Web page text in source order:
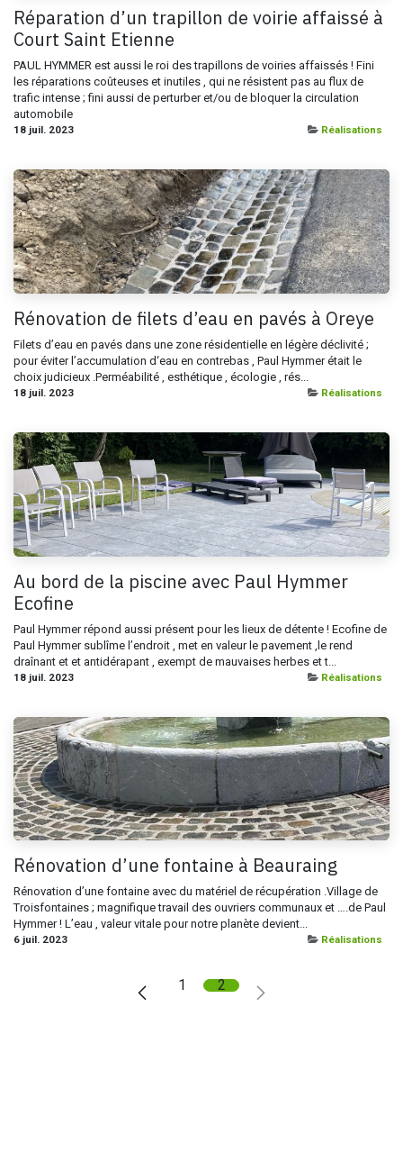
Réparation d’un trapillon de voirie affaissé à
Court Saint Etienne
PAUL HYMMER est aussi le roi des trapillons de voiries affaissés ! Fini
les réparations coûteuses et inutiles , qui ne résistent pas au flux de
trafic intense ; fini aussi de perturber et/ou de bloquer la circulation
automobile
18 juil. 2023 Réalisations
Rénovation de filets d’eau en pavés à Oreye
Filets d’eau en pavés dans une zone résidentielle en légère déclivité ;
pour éviter l’accumulation d‘eau en contrebas , Paul Hymmer était le
choix judicieux .Perméabilité , esthétique , écologie , rés...
18 juil. 2023 Réalisations
Au bord de la piscine avec Paul Hymmer
Ecofine
Paul Hymmer répond aussi présent pour les lieux de détente ! Ecofine de
Paul Hymmer sublîme l’endroit , met en valeur le pavement ,le rend
draînant et et antidérapant , exempt de mauvaises herbes et t...
18 juil. 2023 Réalisations
Rénovation d’une fontaine à Beauraing
Rénovation d’une fontaine avec du matériel de récupération .Village de
Troisfontaines ; magnifique travail des ouvriers communaux et ….de Paul
Hymmer ! L’eau , valeur vitale pour notre planète devient...
6 juil. 2023 Réalisations
1 2